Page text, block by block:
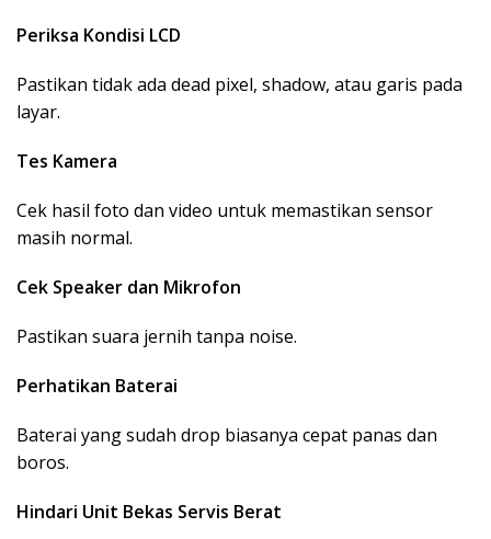
Periksa Kondisi LCD
Pastikan tidak ada dead pixel, shadow, atau garis pada
layar.
Tes Kamera
Cek hasil foto dan video untuk memastikan sensor
masih normal.
Cek Speaker dan Mikrofon
Pastikan suara jernih tanpa noise.
Perhatikan Baterai
Baterai yang sudah drop biasanya cepat panas dan
boros.
Hindari Unit Bekas Servis Berat